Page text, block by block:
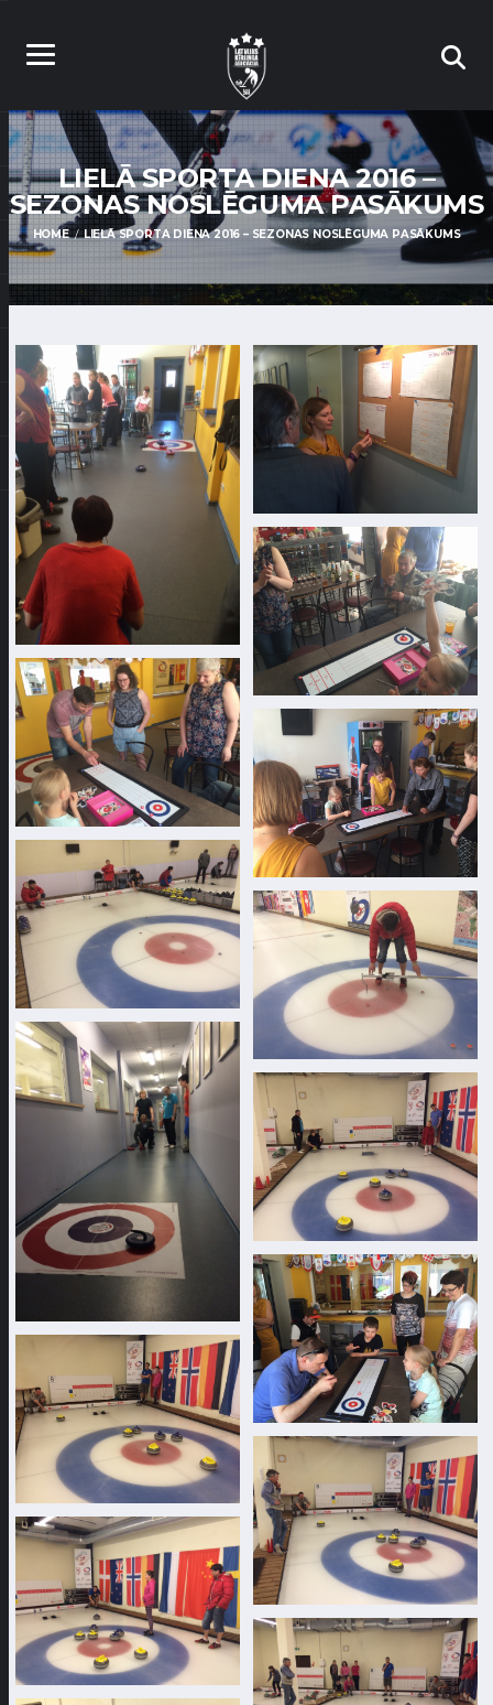
LIELĀ SPORTA DIENA 2016 –
SEZONAS NOSLĒGUMA PASĀKUMS
HOME LIELĀ SPORTA DIENA 2016 – SEZONAS NOSLĒGUMA PASĀKUMS